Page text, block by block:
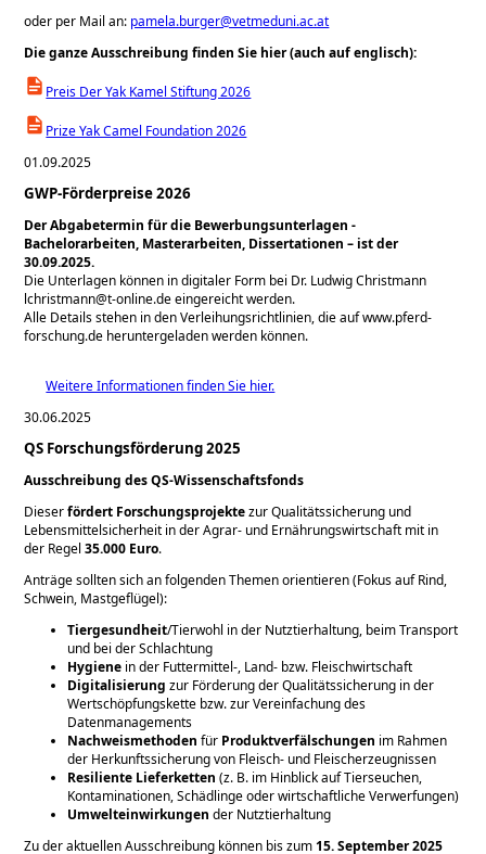
oder per Mail an: pamela.burger@vetmeduni.ac.at
Die ganze Ausschreibung finden Sie hier (auch auf englisch):
Preis Der Yak Kamel Stiftung 2026
Prize Yak Camel Foundation 2026
01.09.2025
GWP-Förderpreise 2026
Der Abgabetermin für die Bewerbungsunterlagen -
Bachelorarbeiten, Masterarbeiten, Dissertationen – ist der
30.09.2025.
Die Unterlagen können in digitaler Form bei Dr. Ludwig Christmann
lchristmann@t-online.de eingereicht werden.
Alle Details stehen in den Verleihungsrichtlinien, die auf www.pferd-
forschung.de heruntergeladen werden können.
Weitere Informationen finden Sie hier.
30.06.2025
QS Forschungsförderung 2025
Ausschreibung des QS-Wissenschaftsfonds
Dieserfördert Forschungsprojektezur Qualitätssicherung und
Lebensmittelsicherheit in der Agrar- und Ernährungswirtschaft mit in
der Regel35.000 Euro.
Anträge sollten sich an folgenden Themen orientieren (Fokus auf Rind,
Schwein, Mastgeflügel):
Tiergesundheit/Tierwohl in der Nutztierhaltung, beim Transport
und bei der Schlachtung
Hygiene in der Futtermittel-, Land- bzw. Fleischwirtschaft
Digitalisierung zur Förderung der Qualitätssicherung in der
Wertschöpfungskette bzw. zur Vereinfachung des
Datenmanagements
Nachweismethoden für Produktverfälschungen im Rahmen
der Herkunftssicherung von Fleisch- und Fleischerzeugnissen
Resiliente Lieferketten(z. B. im Hinblick auf Tierseuchen,
Kontaminationen, Schädlinge oder wirtschaftliche Verwerfungen)
Umwelteinwirkungen der Nutztierhaltung
Zu der aktuellen Ausschreibung können bis zum15. September 2025